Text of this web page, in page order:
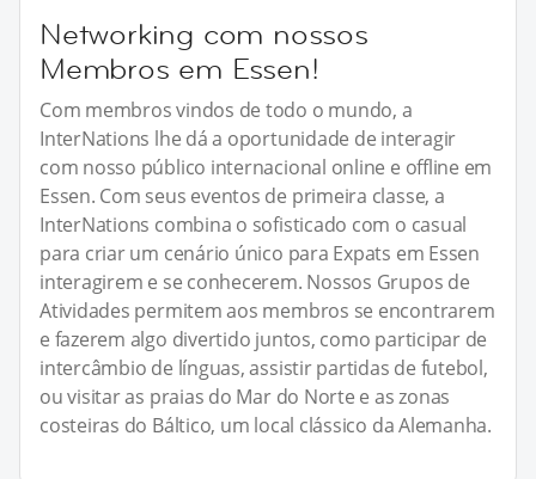
Networking com nossos
Membros em Essen!
Com membros vindos de todo o mundo, a
InterNations lhe dá a oportunidade de interagir
com nosso público internacional online e offline em
Essen. Com seus eventos de primeira classe, a
InterNations combina o sofisticado com o casual
para criar um cenário único para Expats em Essen
interagirem e se conhecerem. Nossos Grupos de
Atividades permitem aos membros se encontrarem
e fazerem algo divertido juntos, como participar de
intercâmbio de línguas, assistir partidas de futebol,
ou visitar as praias do Mar do Norte e as zonas
costeiras do Báltico, um local clássico da Alemanha.